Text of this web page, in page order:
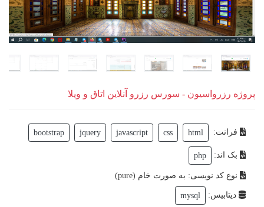
پروژه رزرواسیون - سورس رزرو آنلاین اتاق و ویلا
فرانت: html
css
javascript
jquery
bootstrap
بک اند: php
نوع کد نویسی: به صورت خام (pure)
دیتابیس: mysql